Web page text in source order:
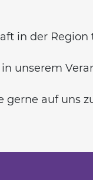
in der
unserem
gerne auf uns